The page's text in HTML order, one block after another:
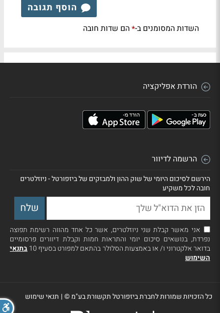
הוסף תגובה
השדות המסומנים ב-*הם שדות חובה
הורדת אפליקציה
הרשמה לדיוור
הירשם לסיכום היומי של שוק ההון ולמבזקים של ביזפורטל - ניוזלטרים
חובה לכל משקיע
אני מאשר קבלת שני ניוזלטרים, אשר כל אחד מהווה רשימת תפוצה
נפרדת, בנושאים סיכום יומי והתראות חמות וקבלת דיוורים פרסומיים
בדואר אלקטרוני ו/ או באמצעות הסלולר בהתאם למפורט בסעיף 10
בתנאי
השימוש
כל הזכויות שמורות לחברת ביזפורטל תקשורת בע"מ ©| תנאי שימוש